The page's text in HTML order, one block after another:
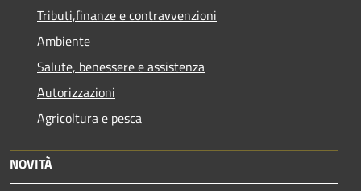
Tributi,finanze e contravvenzioni
Ambiente
Salute, benessere e assistenza
Autorizzazioni
Agricoltura e pesca
NOVITÀ